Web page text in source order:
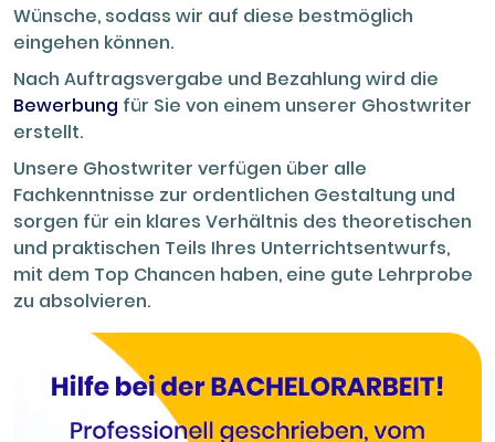
Wünsche, sodass wir auf diese bestmöglich
eingehen können.
Nach Auftragsvergabe und Bezahlung wird die
Bewerbung für Sie von einem unserer Ghostwriter
erstellt.
Unsere Ghostwriter verfügen über alle
Fachkenntnisse zur ordentlichen Gestaltung und
sorgen für ein klares Verhältnis des theoretischen
und praktischen Teils Ihres Unterrichtsentwurfs,
mit dem Top Chancen haben, eine gute Lehrprobe
zu absolvieren.